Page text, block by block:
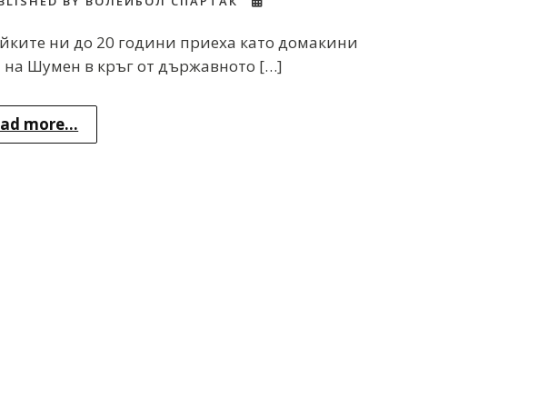
ни до 20 години приеха като домакини
на Шумен в кръг от държавното […]
more...